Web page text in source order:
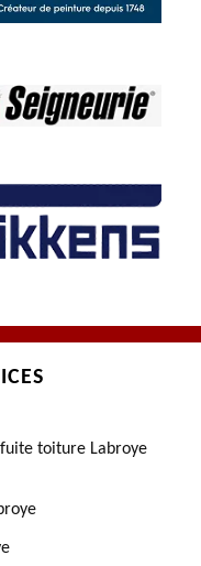
toiture Labroye